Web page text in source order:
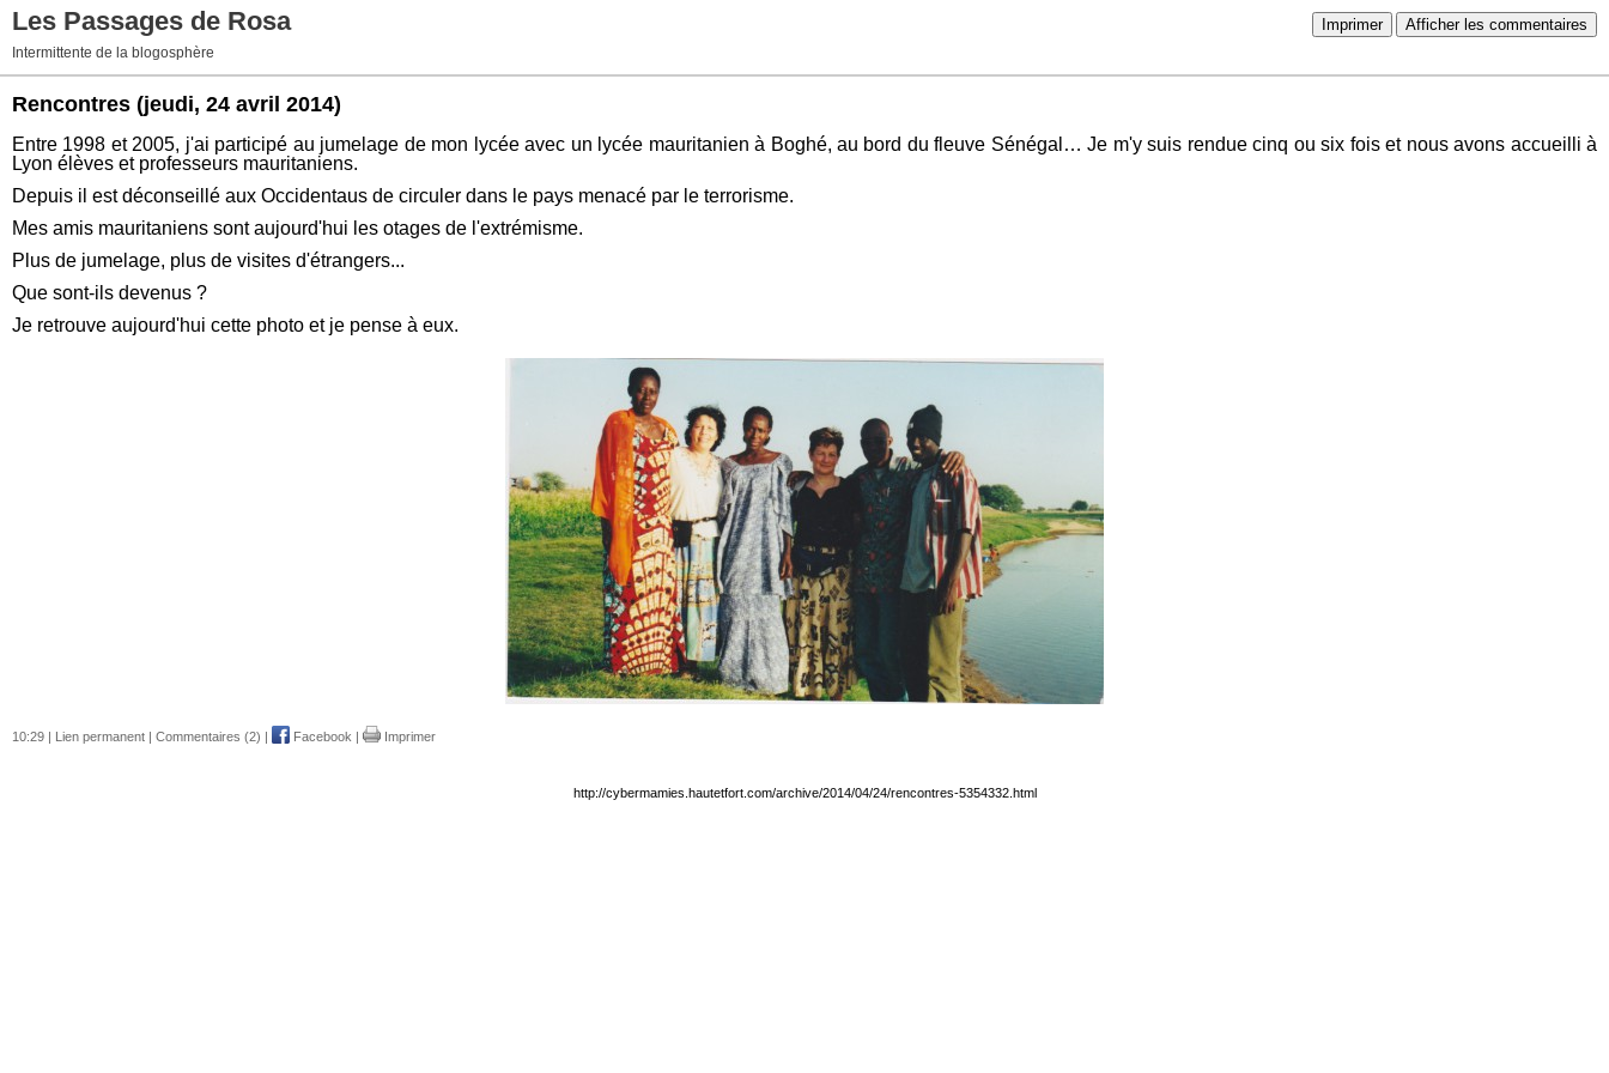
Imprimer Afficher les commentaires
Les Passages de Rosa
Intermittente de la blogosphère
Rencontres (jeudi, 24 avril 2014)
Entre 1998 et 2005, j'ai participé au jumelage de mon lycée avec un lycée mauritanien à Boghé, au bord du fleuve Sénégal… Je m'y suis rendue cinq ou six fois et nous avons accueilli à
Lyon élèves et professeurs mauritaniens.
Depuis il est déconseillé aux Occidentaus de circuler dans le pays menacé par le terrorisme.
Mes amis mauritaniens sont aujourd'hui les otages de l'extrémisme.
Plus de jumelage, plus de visites d'étrangers...
Que sont-ils devenus ?
Je retrouve aujourd'hui cette photo et je pense à eux.
10:29 | Lien permanent Commentaires (2) Facebook Imprimer
http://cybermamies.hautetfort.com/archive/2014/04/24/rencontres-5354332.html